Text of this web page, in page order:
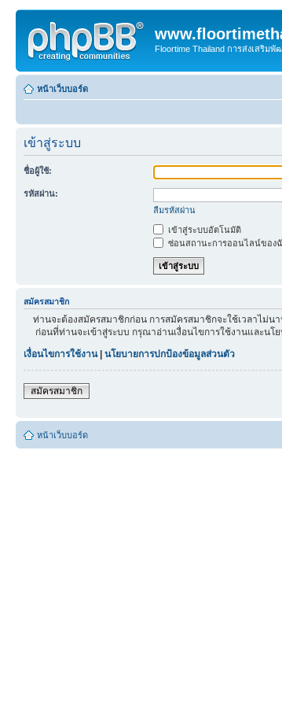
Floortime Thailand การส่งเสริ
หน้าเว็บบอร์ด
เข้าสู่ระบบ
ชื่อผู้ใช้:
รหัสผ่าน:
ลืมรหัสผ่าน
เข้าสู่ระบบอัตโนมัติ
ซ่อนสถานะการออนไลน์ของ
สมัครสมาชิก
ท่านจะต้องสมัครสมาชิกก่อน การสมัครสมาชิกจะใช้เวลาไม่น
ก่อนที่ท่านจะเข้าสู่ระบบ กรุณาอ่านเงื่อนไขการใช้งานและน
เงื่อนไขการใช้งาน| นโยบายการปกป้องข้อมูลส่วนตัว
สมัครสมาชิก
หน้าเว็บบอร์ด